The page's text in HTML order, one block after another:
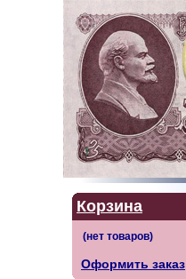
Корзина
Оформить заказ